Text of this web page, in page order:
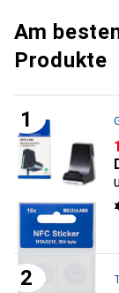
Am
Produkte